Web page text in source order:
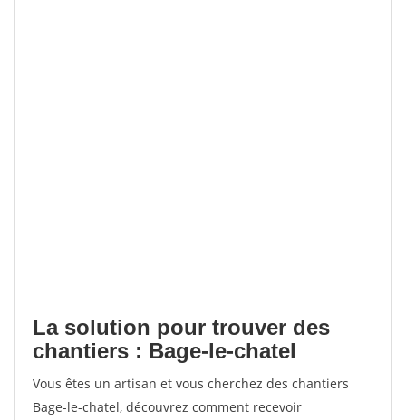
La solution pour trouver des
chantiers : Bage-le-chatel
Vous êtes un artisan et vous cherchez des chantiers
Bage-le-chatel, découvrez comment recevoir